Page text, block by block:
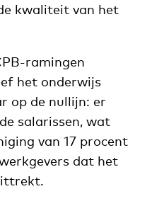
kwaliteit van het
ramingen
het onderwijs
op de nullijn: er
salarissen, wat
van 17 procent
dat het